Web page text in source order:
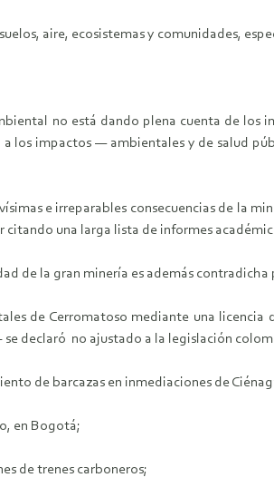
aire, ecosistemas y comunidades,
no está dando plena cuenta de los
los impactos — ambientales y de salud
e irreparables consecuencias de la
una larga lista de informes
de la gran minería es además contradicha
de Cerromatoso mediante una
se declaró no ajustado a la legislación
de barcazas en inmediaciones de
en Bogotá;
de trenes carboneros;